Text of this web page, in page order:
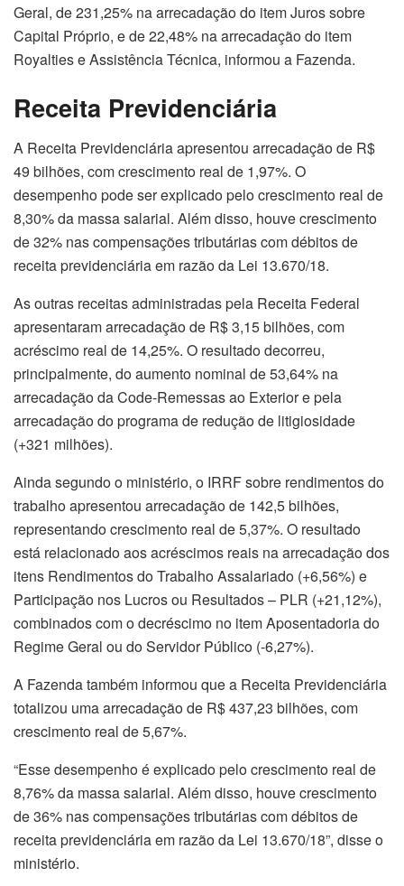
Geral, de 231,25% na arrecadação do item Juros sobre
Capital Próprio, e de 22,48% na arrecadação do item
Royalties e Assistência Técnica, informou a Fazenda.
Receita Previdenciária
A Receita Previdenciária apresentou arrecadação de R$
49 bilhões, com crescimento real de 1,97%. O
desempenho pode ser explicado pelo crescimento real de
8,30% da massa salarial. Além disso, houve crescimento
de 32% nas compensações tributárias com débitos de
receita previdenciária em razão da Lei 13.670/18.
As outras receitas administradas pela Receita Federal
apresentaram arrecadação de R$ 3,15 bilhões, com
acréscimo real de 14,25%. O resultado decorreu,
principalmente, do aumento nominal de 53,64% na
arrecadação da Code-Remessas ao Exterior e pela
arrecadação do programa de redução de litigiosidade
(+321 milhões).
Ainda segundo o ministério, o IRRF sobre rendimentos do
trabalho apresentou arrecadação de 142,5 bilhões,
representando crescimento real de 5,37%. O resultado
está relacionado aos acréscimos reais na arrecadação dos
itens Rendimentos do Trabalho Assalariado (+6,56%) e
Participação nos Lucros ou Resultados – PLR (+21,12%),
combinados com o decréscimo no item Aposentadoria do
Regime Geral ou do Servidor Público (-6,27%).
A Fazenda também informou que a Receita Previdenciária
totalizou uma arrecadação de R$ 437,23 bilhões, com
crescimento real de 5,67%.
“Esse desempenho é explicado pelo crescimento real de
8,76% da massa salarial. Além disso, houve crescimento
de 36% nas compensações tributárias com débitos de
receita previdenciária em razão da Lei 13.670/18”, disse o
ministério.